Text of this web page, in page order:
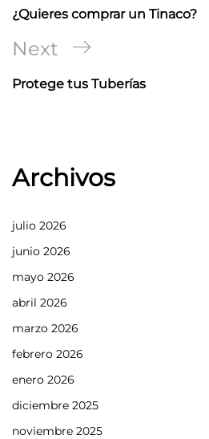
de
entradas
Post
¿Quieres comprar un Tinaco?
Next
Post
Next
Protege tus Tuberías
Archivos
julio 2026
junio 2026
mayo 2026
abril 2026
marzo 2026
febrero 2026
enero 2026
diciembre 2025
noviembre 2025